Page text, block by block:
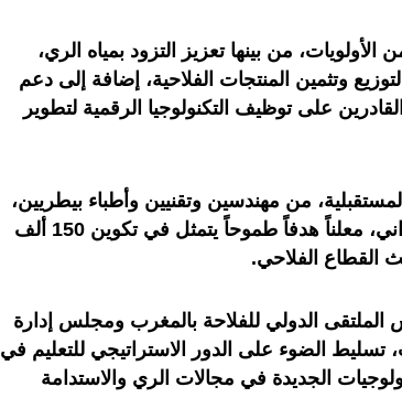
من بينها تعزيز التزود بمياه الري،
وتثمين المنتجات الفلاحية، إضافة إلى دعم
على توظيف التكنولوجيا الرقمية لتطوير
من مهندسين وتقنيين وأطباء بيطريين،
من مهارات عملية مرتبطة بالواقع الميداني، معلناً هدفاً طموحاً يتمثل في تكوين 150 ألف
الدولي للفلاحة بالمغرب ومجلس إدارة
الضوء على الدور الاستراتيجي للتعليم في
الجديدة في مجالات الري والاستدامة